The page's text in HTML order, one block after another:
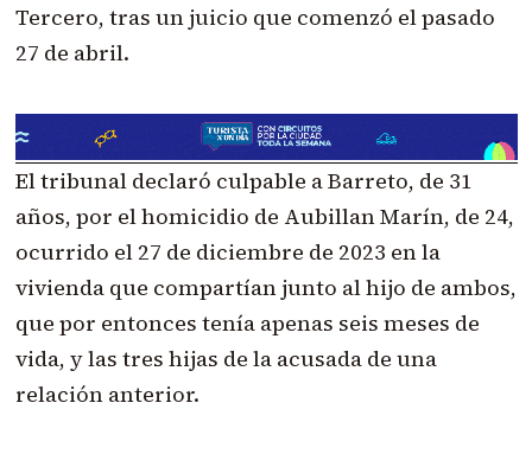
Tercero, tras un juicio que comenzó el pasado
27 de abril.
El tribunal declaró culpable a Barreto, de 31
años, por el homicidio de Aubillan Marín, de 24,
ocurrido el 27 de diciembre de 2023 en la
vivienda que compartían junto al hijo de ambos,
que por entonces tenía apenas seis meses de
vida, y las tres hijas de la acusada de una
relación anterior.